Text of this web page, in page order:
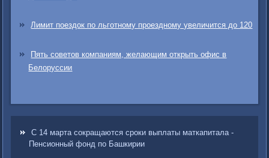
Лимит поездок по льготному проездному увеличится до 120
Пять советов компаниям, желающим открыть офис в
Белоруссии
С 14 марта сокращаются сроки выплаты маткапитала -
Пенсионный фонд по Башкирии